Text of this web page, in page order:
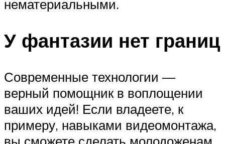
нематериальными.
У фантазии нет границ
Современные технологии —
верный помощник в воплощении
ваших идей! Если владеете, к
примеру, навыками видеомонтажа,